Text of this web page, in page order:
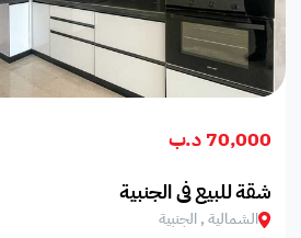
70,000 د.ب
شقة للبيع في الجنبية
الشمالية , الجنبية